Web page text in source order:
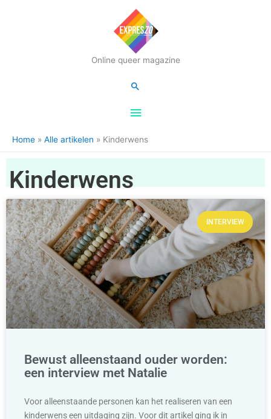
Online queer magazine
Hoofdmenu
Zoeken
Home Alle artikelen Kinderwens
Kinderwens
INTERVIEW
Bewust alleenstaand ouder worden:
een interview met Natalie
Voor alleenstaande personen kan het realiseren van een
kinderwens een uitdaging zijn. Voor dit artikel ging ik in